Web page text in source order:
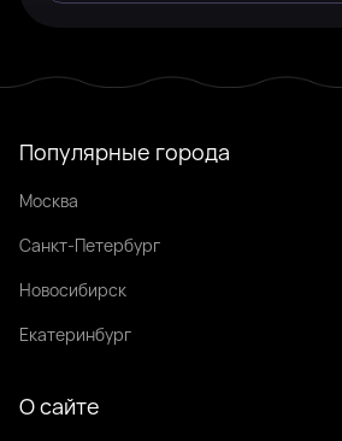
Популярные города
Москва
Санкт-Петербург
Новосибирск
Екатеринбург
О сайте